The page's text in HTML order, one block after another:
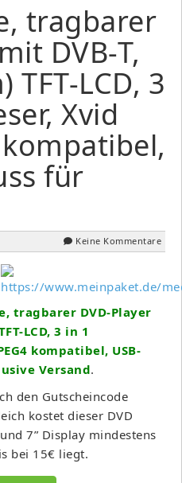
tragbarer
DVB-T,
TFT-LCD, 3
Xvid
für
Keine Kommentare
tragbarer DVD-Player
LCD, 3 in 1
kompatibel, USB-
Versand.
den Gutscheincode
kostet dieser DVD
7” Display mindestens
bei 15€ liegt.